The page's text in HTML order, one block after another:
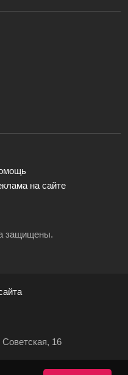
на сайте
защищены.
Советская, 16